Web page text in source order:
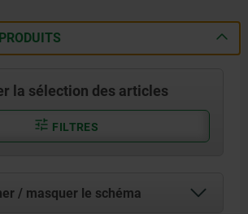
la sélection des articles
FILTRES
/ masquer le schéma